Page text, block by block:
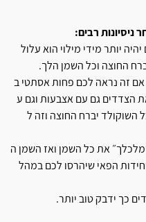
ניסיונות רבים:
יותר מידי מילוי הוא עלול
החוצה וכל השמן הלך.
אם זה נראה לכם פחות אסתטי ב
הצדדים גם עם אצבעות וגם ע
השוקולד יברח החוצה וזה ל
את כל השמן ואז השמן ה
הפאי שיהרסו לכם במהל
כך ידבק טוב יותר.